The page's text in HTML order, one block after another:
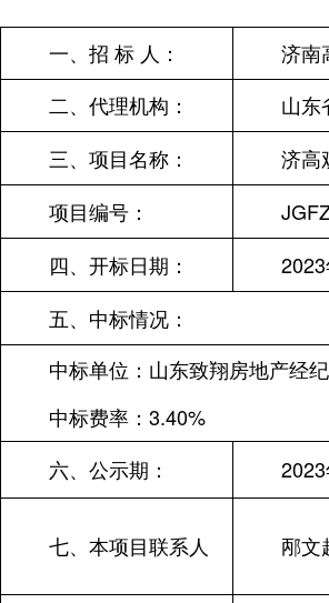
一、招 标 人：
济南
二、代理机构：
山东
三、项目名称：
济高
项目编号：
四、开标日期：
2023
五、中标情况：
中标单位： 山东致翔房地产经
中标费率：3.40%
六、公示期：
2023
七、本项目联系人 邴文